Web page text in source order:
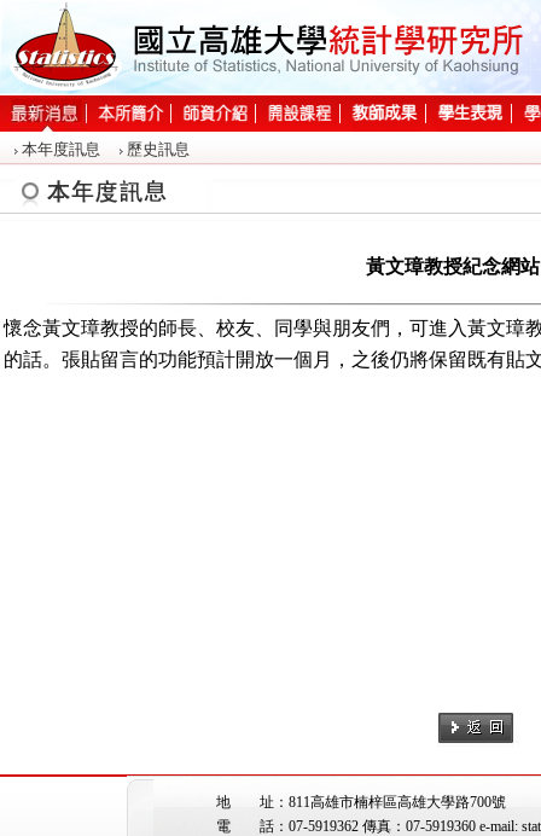
本年度訊息 歷史訊息
黃文璋教授紀念網站
懷念黃文璋教授的師長、校友、同學與朋友們，可進入黃文璋
的話。張貼留言的功能預計開放一個月，之後仍將保留既有貼
地 址：811高雄市楠梓區高雄大學路700號
電 話：07-5919362 傳真：07-5919360 e-mail: